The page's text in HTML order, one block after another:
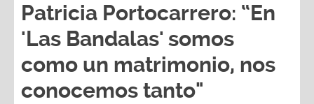
Patricia Portocarrero: “En
'Las Bandalas' somos
como un matrimonio, nos
conocemos tanto"